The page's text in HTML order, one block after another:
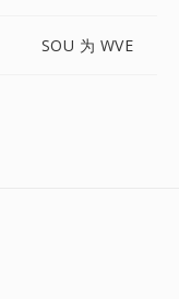
SOU 为 WVE